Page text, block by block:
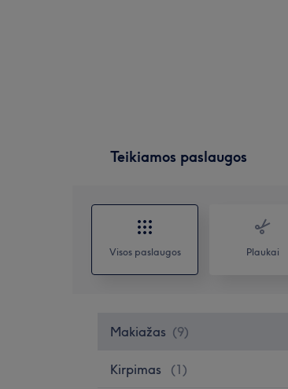
Teikiamos paslaugos
Visos paslaugos Plaukai
Makiažas (9)
Kirpimas (1)